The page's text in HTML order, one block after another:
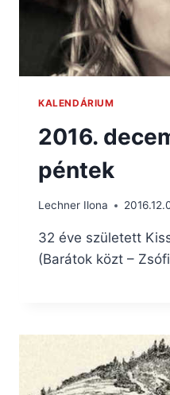
KALENDÁRIUM
2016.
péntek
Lechner Ilona
32 éve született
(Barátok közt –